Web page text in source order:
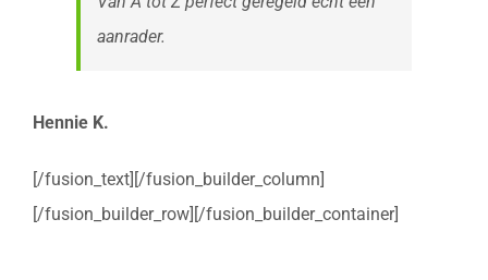
aanrader.
Hennie K.
[/fusion_text][/fusion_builder_column]
[/fusion_builder_row][/fusion_builder_container]